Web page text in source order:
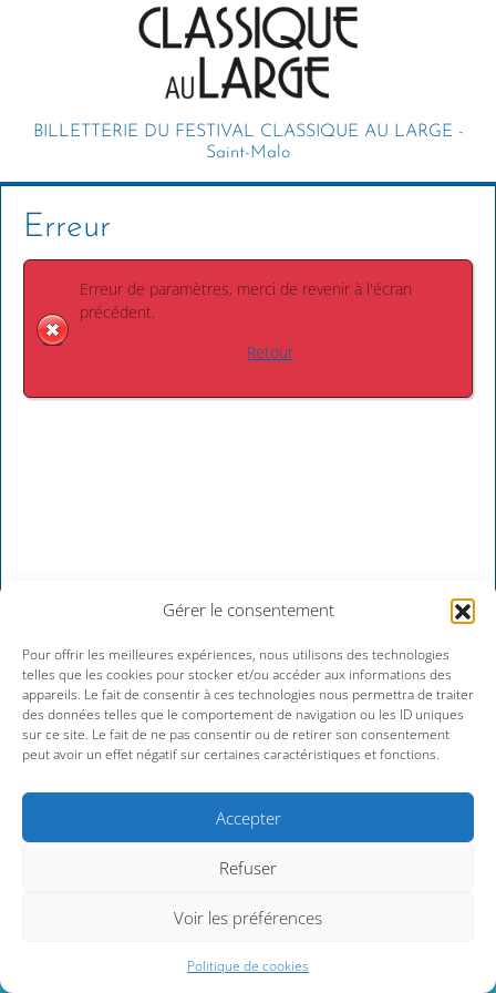
Gérer le consentement
Pour offrir les meilleures expériences, nous utilisons des technologies
telles que les cookies pour stocker et/ou accéder aux informations des
appareils. Le fait de consentir à ces technologies nous permettra de traiter
des données telles que le comportement de navigation ou les ID uniques
sur ce site. Le fait de ne pas consentir ou de retirer son consentement
peut avoir un effet négatif sur certaines caractéristiques et fonctions.
Accepter
Refuser
Voir les préférences
Politique de cookies
BILLETTERIE DU FESTIVAL CLASSIQUE AU LARGE -
Saint-Malo
Erreur
Erreur de paramètres, merci de revenir à l'écran
précédent.
Retour
> Samedi 08 août 2026